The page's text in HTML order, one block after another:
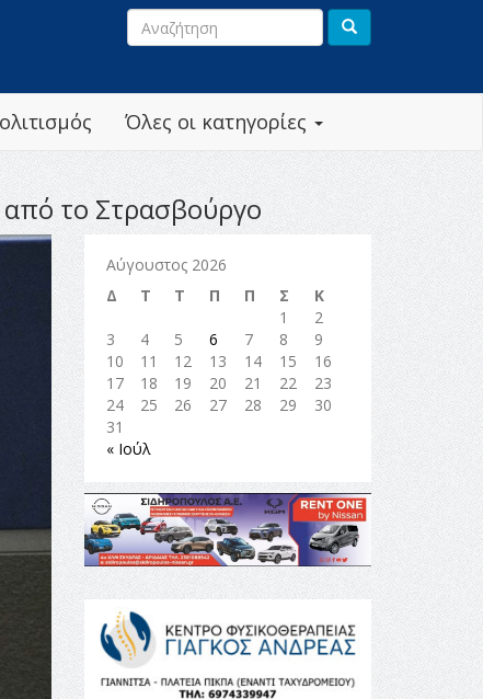
Όλες οι κατηγορίες
το Στρασβούργο
Αύγουστος 2026
Δ
Τ Τ Π Π Σ
Κ
1
2
3
4 5 6 7 8
9
10
11 12 13 14 15
16
17
18 19 20 21 22
23
24
25 26 27 28 29
30
31
« Ιούλ